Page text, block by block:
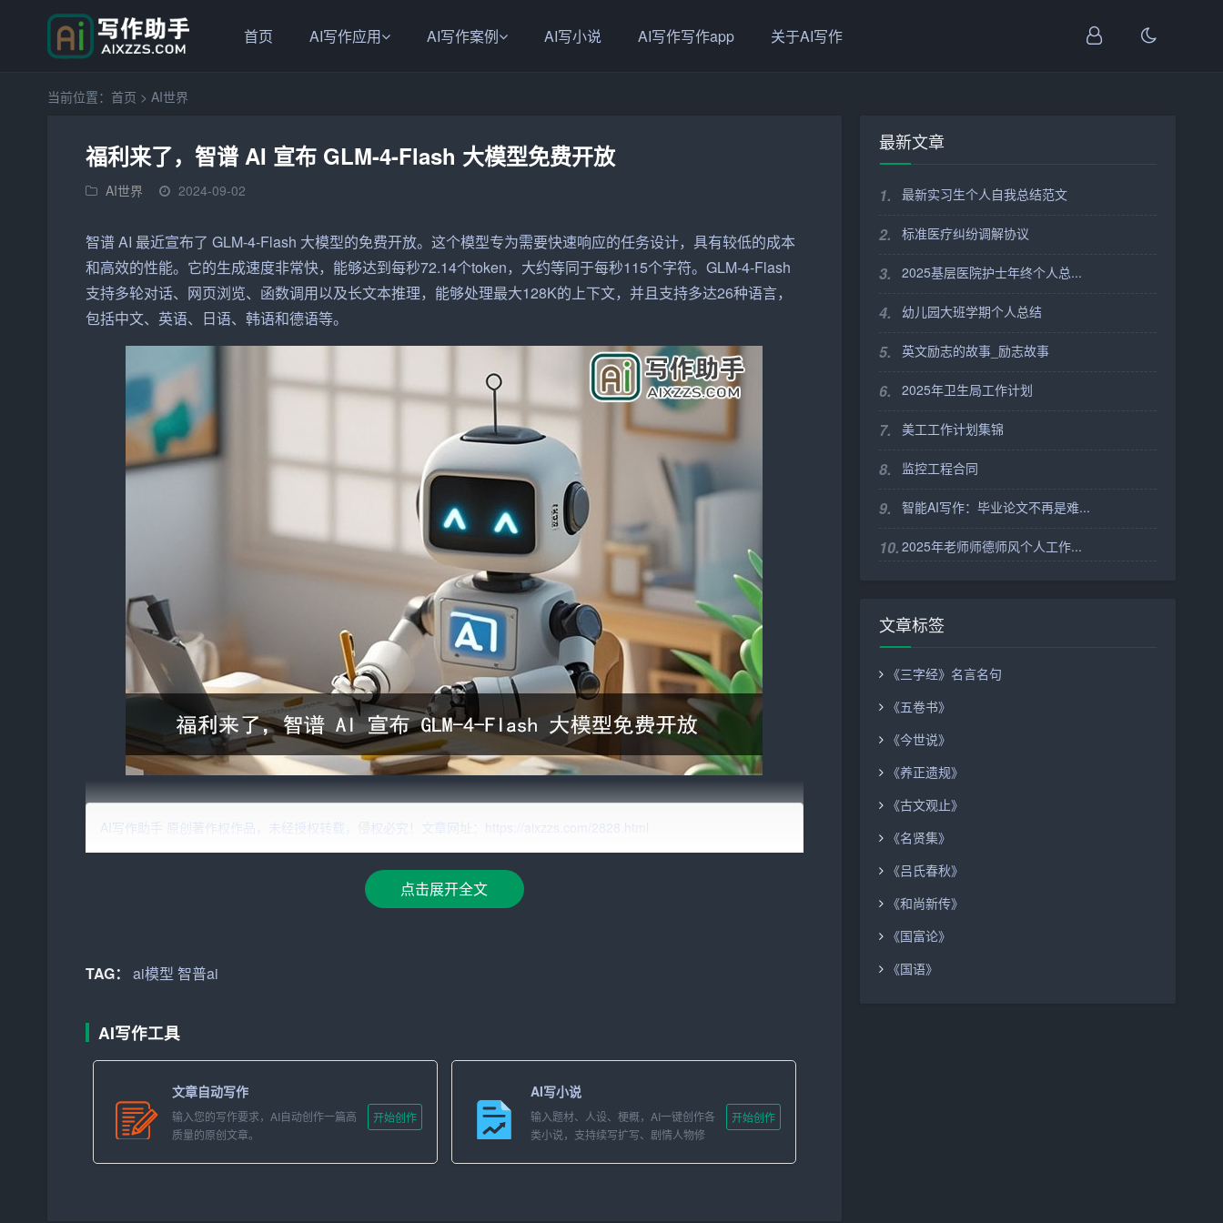
首页 AI写作应用 AI写作案例 AI写小说 AI写作写作app 关于AI写作
当前位置： 首页 > AI世界
福利来了，智谱 AI 宣布 GLM-4-Flash 大模型免费开放
AI世界 2024-09-02
智谱 AI 最近宣布了 GLM-4-Flash 大模型的免费开放。这个模型专为需要快速响应的任务设计，具有较低的成本
和高效的性能。它的生成速度非常快，能够达到每秒72.14个token，大约等同于每秒115个字符。GLM-4-Flash
支持多轮对话、网页浏览、函数调用以及长文本推理，能够处理最大128K的上下文，并且支持多达26种语言，
包括中文、英语、日语、韩语和德语等。
为了使用 GLM-4-Flash，用户需要在智谱 AI 开放平台注册账户并完成实名认证，然后获取 API 密钥。这个 API
密钥是调用 API 服务的唯一凭证。用户可以通过阅读 API 文档来了解如何调用 API、可用的参数选项、请求示例
和响应格式等。一旦配置好 API 调用，用户就可以开始使用 GLM-4-Flash 服务了。此外，用户还可以通过用户
智谱 AI 通过采用自适应权重量化、多种并行化方式、批处理策略以及投机采样等技术手段，在推理层面实现了
本，这也是 GLM-4-Flash 能够免费推出的原因之一。
此外，智谱 AI 还提供了大模型的一键微调工具，允许用户通过微调工具加入自身独有的场景数据，对平台提供
的基础模型进行微调，快速实现模型的定制化。这使得大模型能够更好地符合特定业务场景的需求，而无需进行
复杂的调整或重新训练。
AI写作助手 原创著作权作品，未经授权转载，侵权必究！文章网址：https://aixzzs.com/2828.html
点击展开全文
TAG： ai模型 智普ai
AI写作工具
文章自动写作
输入您的写作要求，AI自动创作一篇高
质量的原创文章。
开始创作
AI写小说
输入题材、人设、梗概，AI一键创作各
类小说，支持续写扩写、剧情人物修
开始创作
最新文章
1. 最新实习生个人自我总结范文
2. 标准医疗纠纷调解协议
3. 2025基层医院护士年终个人总...
4. 幼儿园大班学期个人总结
5. 英文励志的故事_励志故事
6. 2025年卫生局工作计划
7. 美工工作计划集锦
8. 监控工程合同
9. 智能AI写作：毕业论文不再是难...
10. 2025年老师师德师风个人工作...
文章标签
《三字经》名言名句
《五卷书》
《今世说》
《养正遗规》
《古文观止》
《名贤集》
《吕氏春秋》
《和尚新传》
《国富论》
《国语》